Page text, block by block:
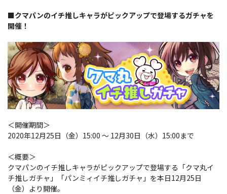
■クマパンのイチ推しキャラがピックアップで登場するガチャを
開催！
＜開催期間＞
2020年12月25日（金）15:00 ～ 12月30日（水）15:00まで
＜概要＞
クマパンのイチ推しキャラがピックアップで登場する「クマ丸イ
チ推しガチャ」「パンミィイチ推しガチャ」を本日12月25日
（金）より開催。